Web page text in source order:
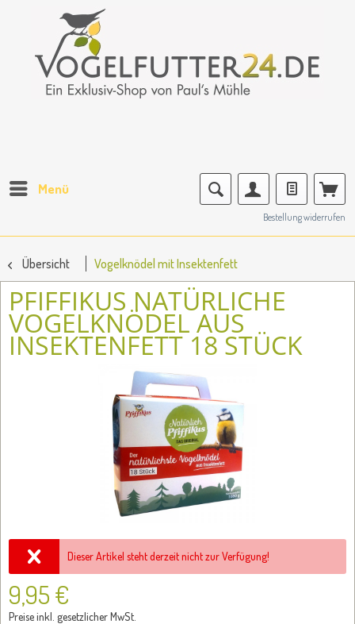
Menü
Bestellung widerrufen
Übersicht Vogelknödel mit Insektenfett
PFIFFIKUS NATÜRLICHE
VOGELKNÖDEL AUS
INSEKTENFETT 18 STÜCK
Dieser Artikel steht derzeit nicht zur Verfügung!
9,95 €
Preise inkl. gesetzlicher MwSt.